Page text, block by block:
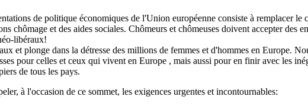
de politique économiques de l'Union européenne consiste à remplacer
chômage et des aides sociales. Chômeurs et chômeuses doivent accepter
libéraux!
et plonge dans la détresse des millions de femmes et d'hommes en Europe.
pour celles et ceux qui vivent en Europe , mais aussi pour en finir avec les
de tous les pays.
à l'occasion de ce sommet, les exigences urgentes et incontournables: